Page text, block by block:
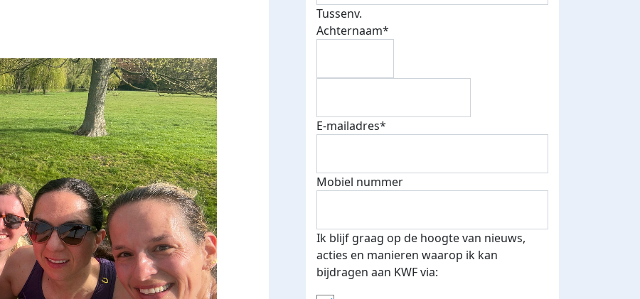
Tussenv.
Achternaam*
E-mailadres*
Mobiel nummer
Ik blijf graag op de hoogte van nieuws,
acties en manieren waarop ik kan
bijdragen aan KWF via: